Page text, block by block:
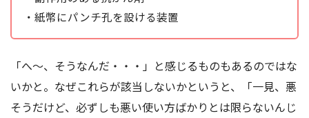
・紙幣にパンチ孔を設ける装置
「へ～、そうなんだ・・・」と感じるものもあるのではな
いかと。なぜこれらが該当しないかというと、「一見、悪
そうだけど、必ずしも悪い使い方ばかりとは限らないんじ